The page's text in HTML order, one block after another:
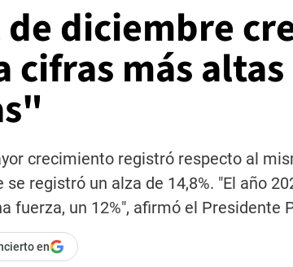
de diciembre
cifras más
crecimiento registró respecto al
se registró un alza de 14,8%. "El año
fuerza, un 12%", afirmó el Presidente
en